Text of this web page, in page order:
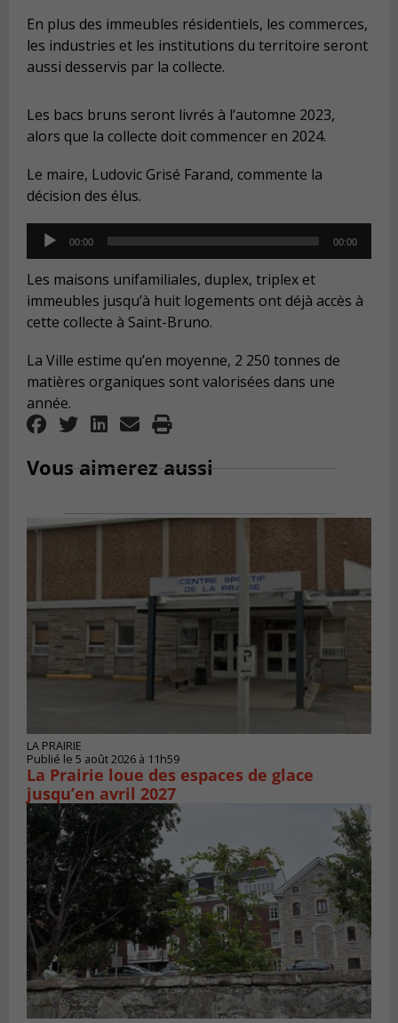
En plus des immeubles résidentiels, les commerces,
les industries et les institutions du territoire seront
aussi desservis par la collecte.
Les bacs bruns seront livrés à l’automne 2023,
alors que la collecte doit commencer en 2024.
Le maire, Ludovic Grisé Farand, commente la
décision des élus.
Audio
Player
00:00 00:00
Les maisons unifamiliales, duplex, triplex et
immeubles jusqu’à huit logements ont déjà accès à
cette collecte à Saint-Bruno.
La Ville estime qu’en moyenne, 2 250 tonnes de
matières organiques sont valorisées dans une
année.
Vous aimerez aussi
LA PRAIRIE
Publié le 5 août 2026 à 11h59
La Prairie loue des espaces de glace
jusqu’en avril 2027